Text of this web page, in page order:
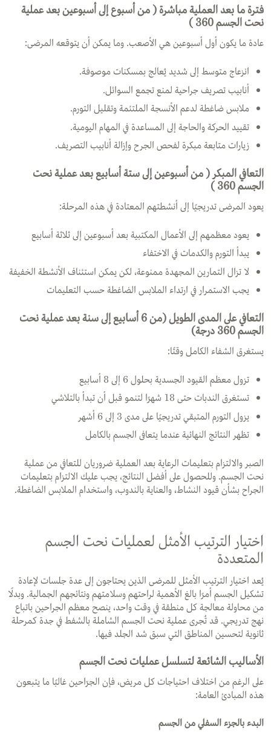
فترة ما بعد العملية مباشرة ( من أسبوع إلى أسبوعين بعد عملية
نحت الجسم 360 )
عادة ما يكون أول أسبوعين هي الأصعب. وما يمكن أن يتوقعه المرضى:
انزعاج متوسط إلى شديد يُعالج بمسكنات موصوفة.
أنابيب تصريف جراحية لمنع تجمع السوائل.
ملابس ضاغطة لدعم الأنسجة الملتئمة وتقليل التورم.
تقييد الحركة والحاجة إلى المساعدة في المهام اليومية.
زيارات متابعة مبكرة لفحص الجرح وإزالة أنابيب التصريف.
التعافي المبكر ( من أسبوعين إلى ستة أسابيع بعد عملية نحت
الجسم 360 )
يعود المرضى تدريجيًا إلى أنشطتهم المعتادة في هذه المرحلة:
يعود معظمهم إلى الأعمال المكتبية بعد أسبوعين إلى ثلاثة أسابيع
يبدأ التورم والكدمات في الاختفاء
لا تزال التمارين المجهدة ممنوعة، لكن يمكن استئناف الأنشطة الخفيفة
يجب الاستمرار في ارتداء الملابس الضاغطة حسب التعليمات
التعافي على المدى الطويل (من 6 أسابيع إلى سنة بعد عملية نحت
الجسم 360 درجة)
يستغرق الشفاء الكامل وقتًا:
تزول معظم القيود الجسدية بحلول 6 إلى 8 أسابيع
تستغرق الندبات حتى 18 شهرًا لتنمو قبل أن تبدأ بالتلاشي
يزول التورم المتبقي تدريجيًا على مدى 3 إلى 6 أشهر
تظهر النتائج النهائية عندما يتعافى الجسم بالكامل
الصبر والالتزام بتعليمات الرعاية بعد العملية ضروريان للتعافي من عملية
نحت الجسم. وللحصول على أفضل النتائج، يجب عليك الالتزام بتعليمات
الجراح بشأن قيود النشاط، والعناية بالندوب، واستخدام الملابس الضاغطة.
اختيار الترتيب الأمثل لعمليات نحت الجسم
المتعددة
يُعد اختيار الترتيب الأمثل للمرضى الذين يحتاجون إلى عدة جلسات لإعادة
تشكيل الجسم أمرًا بالغ الأهمية لراحتهم وسلامتهم ونتائجهم الجمالية. وبدلًا
من محاولة معالجة كل منطقة في وقت واحد، ينصح معظم الجراحين باتباع
نهج تدريجي. قد تُجرى عملية نحت الجسم الشاملة بالشفط في جدة كمرحلة
ثانوية لتحسين المناطق التي سبق شد الجلد فيها.
الأساليب الشائعة لتسلسل عمليات نحت الجسم
على الرغم من اختلاف احتياجات كل مريض، فإن الجرّاحين غالبًا ما يتبعون
هذه المبادئ العامة:
البدء بالجزء السفلي من الجسم